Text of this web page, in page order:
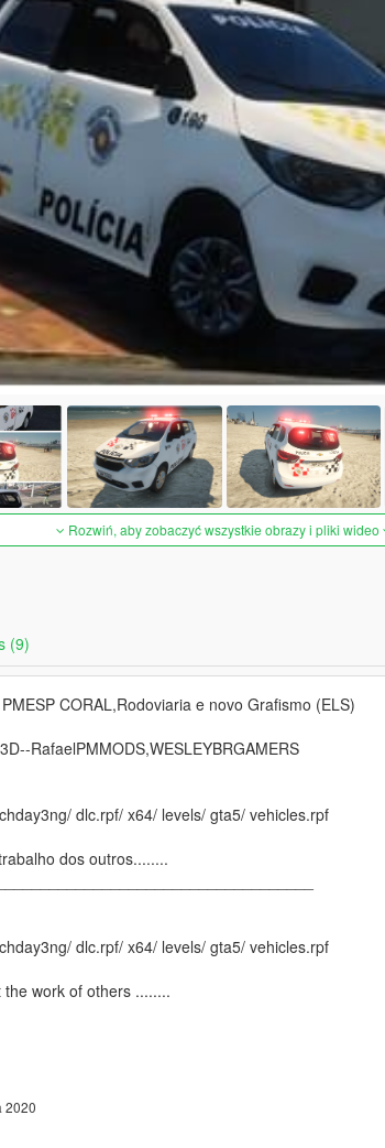
Rozwiń, aby zobaczyć wszystkie obrazy i pliki wideo
(9)
CORAL,Rodoviaria e novo Grafismo (ELS)
RafaelPMMODS,WESLEYBRGAMERS
dlc.rpf/ x64/ levels/ gta5/ vehicles.rpf
dos outros........
dlc.rpf/ x64/ levels/ gta5/ vehicles.rpf
work of others ........
2020